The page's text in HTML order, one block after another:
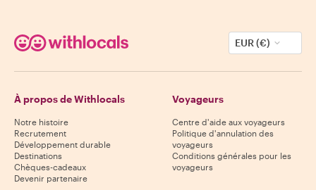
EUR (€)
À propos de Withlocals
Notre histoire
Recrutement
Développement durable
Destinations
Chèques-cadeaux
Devenir partenaire
Voyageurs
Centre d'aide aux voyageurs
Politique d'annulation des
voyageurs
Conditions générales pour les
voyageurs